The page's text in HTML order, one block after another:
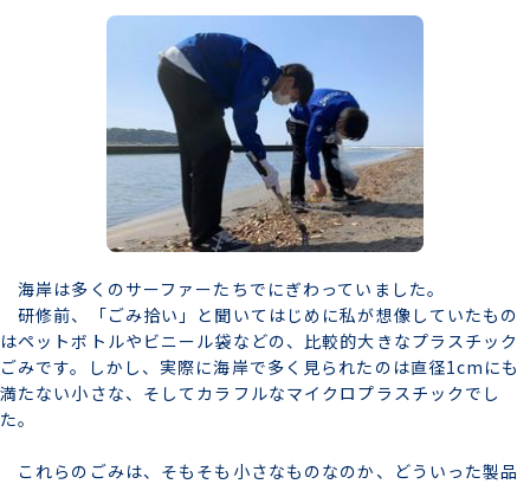
海岸は多くのサーファーたちでにぎわっていました。
研修前、「ごみ拾い」と聞いてはじめに私が想像していたもの
はペットボトルやビニール袋などの、比較的大きなプラスチック
ごみです。しかし、実際に海岸で多く見られたのは直径1cmにも
満たない小さな、そしてカラフルなマイクロプラスチックでし
た。
これらのごみは、そもそも小さなものなのか、どういった製品